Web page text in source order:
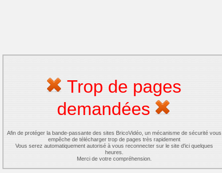
Trop de pages
demandées
Afin de protéger la bande-passante des sites BricoVidéo, un mécanisme de sécurité vous
empêche de télécharger trop de pages très rapidement
Vous serez automatiquement autorisé à vous reconnecter sur le site d'ici quelques
heures.
Merci de votre compréhension.